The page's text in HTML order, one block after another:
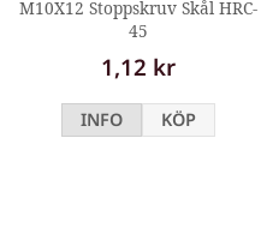
M10X12 Stoppskruv Skål HRC-
45
1,12 kr
INFO KÖP